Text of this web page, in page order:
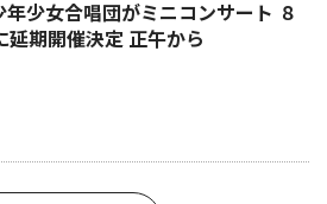
年少女合唱団がミニコンサート ８
延期開催決定 正午から